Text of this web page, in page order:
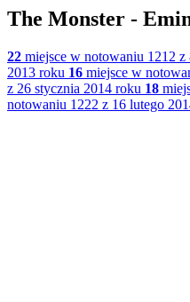
The Monster -
22 miejsce w notowaniu 1212
2013 roku 16 miejsce w
z 26 stycznia 2014 roku 18
notowaniu 1222 z 16 lutego